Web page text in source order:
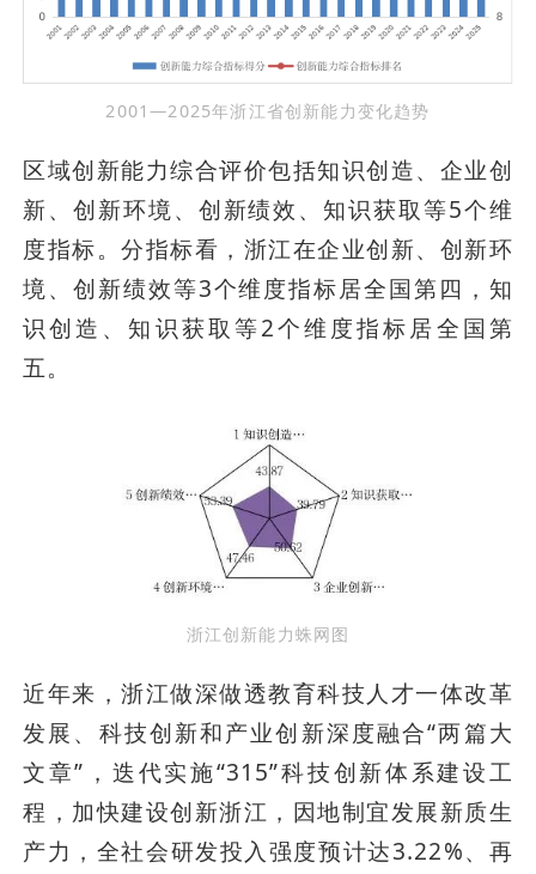
2001—2025年浙江省创新能力变化趋势
区域创新能力综合评价包括知识创造、企业创
新、创新环境、创新绩效、知识获取等5个维
度指标。分指标看，浙江在企业创新、创新环
境、创新绩效等3个维度指标居全国第四，知
识创造、知识获取等2个维度指标居全国第
五。
浙江创新能力蛛网图
近年来，浙江做深做透教育科技人才一体改革
发展、科技创新和产业创新深度融合“两篇大
文章”，迭代实施“315”科技创新体系建设工
程，加快建设创新浙江，因地制宜发展新质生
产力，全社会研发投入强度预计达3.22%、再